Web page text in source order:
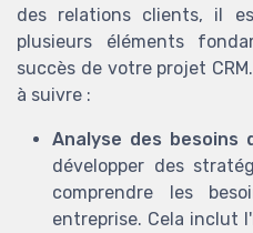
des relations clients, il
plusieurs éléments
succès de votre projet
à suivre :
Analyse des besoins
développer des
comprendre les
entreprise. Cela inclut